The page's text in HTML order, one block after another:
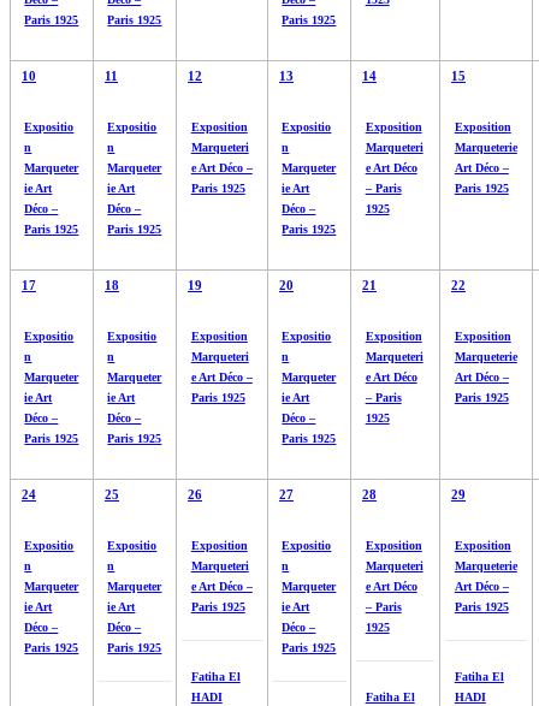
Paris 1925
Paris 1925
Paris 1925
10
Expositio
n
Marqueter
ie Art
Déco –
Paris 1925
11
Expositio
n
Marqueter
ie Art
Déco –
Paris 1925
12
Exposition
Marqueteri
e Art Déco –
Paris 1925
13
Expositio
n
Marqueter
ie Art
Déco –
Paris 1925
14
Exposition
Marqueteri
e Art Déco
– Paris
1925
15
Exposition
Marqueterie
Art Déco –
Paris 1925
17
Expositio
n
Marqueter
ie Art
Déco –
Paris 1925
18
Expositio
n
Marqueter
ie Art
Déco –
Paris 1925
19
Exposition
Marqueteri
e Art Déco –
Paris 1925
20
Expositio
n
Marqueter
ie Art
Déco –
Paris 1925
21
Exposition
Marqueteri
e Art Déco
– Paris
1925
22
Exposition
Marqueterie
Art Déco –
Paris 1925
24
Expositio
n
Marqueter
ie Art
Déco –
Paris 1925
25
Expositio
n
Marqueter
ie Art
Déco –
Paris 1925
26
Exposition
Marqueteri
e Art Déco –
Paris 1925
Fatiha El
HADI
27
Expositio
n
Marqueter
ie Art
Déco –
Paris 1925
28
Exposition
Marqueteri
e Art Déco
– Paris
1925
Fatiha El
29
Exposition
Marqueterie
Art Déco –
Paris 1925
Fatiha El
HADI